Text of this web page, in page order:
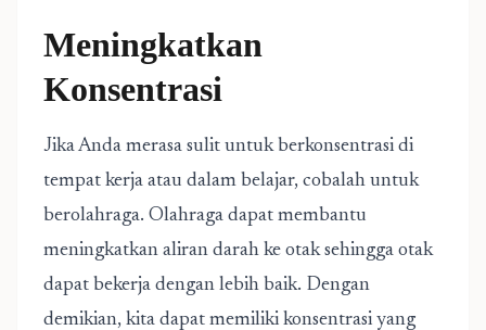
Meningkatkan
Konsentrasi
Jika Anda merasa sulit untuk berkonsentrasi di
tempat kerja atau dalam belajar, cobalah untuk
berolahraga. Olahraga dapat membantu
meningkatkan aliran darah ke otak sehingga otak
dapat bekerja dengan lebih baik. Dengan
demikian, kita dapat memiliki konsentrasi yang